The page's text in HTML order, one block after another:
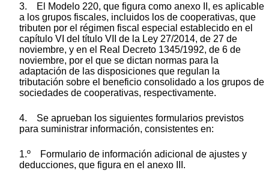
3. El Modelo 220, que figura como anexo II, es aplicable
a los grupos fiscales, incluidos los de cooperativas, que
tributen por el régimen fiscal especial establecido en el
capítulo VI del título VII de la Ley 27/2014, de 27 de
noviembre, y en el Real Decreto 1345/1992, de 6 de
noviembre, por el que se dictan normas para la
adaptación de las disposiciones que regulan la
tributación sobre el beneficio consolidado a los grupos de
sociedades de cooperativas, respectivamente.
4. Se aprueban los siguientes formularios previstos
para suministrar información, consistentes en:
1.º Formulario de información adicional de ajustes y
deducciones, que figura en el anexo III.